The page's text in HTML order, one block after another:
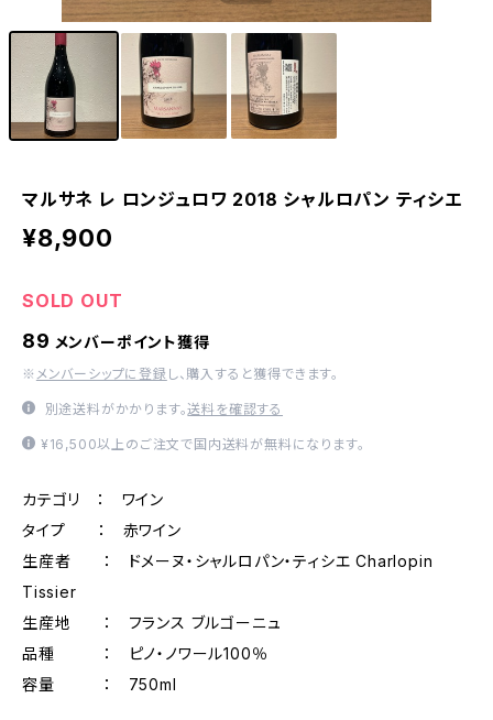
マルサネ レ ロンジュロワ 2018 シャルロパン ティシエ
¥8,900
SOLD OUT
89 メンバーポイント獲得
※ メンバーシップに登録 し、購入すると獲得できます。
別途送料がかかります。送料を確認する
¥16,500以上のご注文で国内送料が無料になります。
カテゴリ ： ワイン
タイプ ： 赤ワイン
生産者 ： ドメーヌ・シャルロパン・ティシエ Charlopin
Tissier
生産地 ： フランス ブルゴーニュ
品種 ： ピノ・ノワール100％
容量 ： 750ml